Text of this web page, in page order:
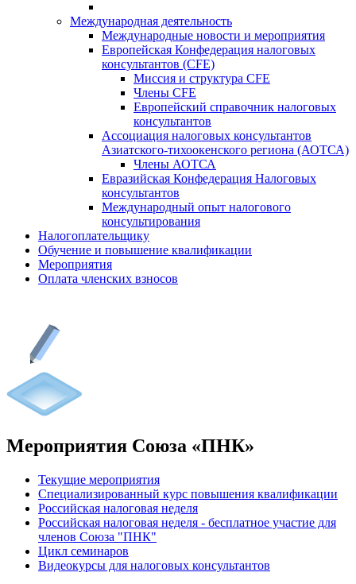
Международная деятельность
Международные новости и мероприятия
Европейская Конфедерация налоговых
консультантов (CFE)
Миссия и структура CFE
Члены CFE
Европейский справочник налоговых
консультантов
Ассоциация налоговых консультантов
Азиатского-тихоокенского региона (АОТСА)
Члены АОТСА
Евразийская Конфедерация Налоговых
консультантов
Международный опыт налогового
консультирования
Налогоплательщику
Обучение и повышение квалификации
Мероприятия
Оплата членских взносов
Мероприятия Союза «ПНК»
Текущие мероприятия
Специализированный курс повышения квалификации
Российская налоговая неделя
Российская налоговая неделя - бесплатное участие для
членов Союза "ПНК"
Цикл семинаров
Видеокурсы для налоговых консультантов